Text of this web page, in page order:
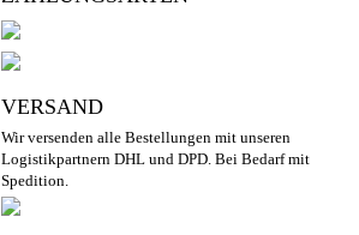
VERSAND
Wir versenden alle Bestellungen mit unseren
Logistikpartnern DHL und DPD. Bei Bedarf mit
Spedition.